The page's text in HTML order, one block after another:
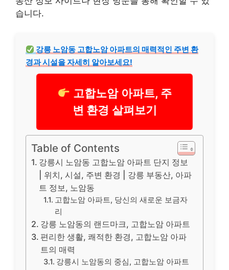
습니다.
강릉 노암동 고합노암 아파트의 매력적인 주변 환
경과 시설을 자세히 알아보세요!
고합노암 아파트, 주
변 환경 살펴보기
Table of Contents
강릉시 노암동 고합노암 아파트 단지 정보
| 위치, 시설, 주변 환경 | 강릉 부동산, 아파
트 정보, 노암동
고합노암 아파트, 당신의 새로운 보금자
리
강릉 노암동의 랜드마크, 고합노암 아파트
편리한 생활, 쾌적한 환경, 고합노암 아파
트의 매력
강릉시 노암동의 중심, 고합노암 아파트